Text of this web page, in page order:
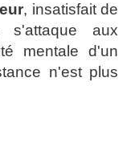
, insatisfait de
s'attaque aux
mentale d'un
n'est plus